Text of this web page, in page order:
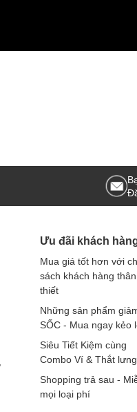
Ưu đãi khách
Mua giá tốt hơn với
sách khách hàng thân
thiết
Những sản phẩm
SỐC - Mua ngay kẻo
Siêu Tiết Kiệm cùng
Combo Ví & Thắt lưng
Shopping trả sau -
mọi loại phí